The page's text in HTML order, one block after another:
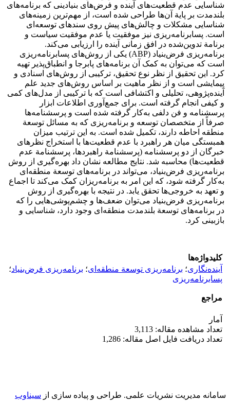
شناسایى عدم قطعیت‌هاى آینده و فرض‌های بنیادینى که برنامه‌هاى
بلندمدت بر پایة آن‌ها طراحی شده است، از مهم‌ترین زمینه‌های
شناسایى مشکلات و چالش‌های پیش روى سندهاى توسعه‌اى
است. پسابرنامه‌ریزی نیز موفقیت یا عدم موفقیت سیاست و
برنامة تدوین‌شده در افق زمانی آینده را ارزیابی می‌کند.
برنامه‌ریزی فرض‌بنیاد (ABP) یکی از روش‌های پسابرنامه‌ریزی
است که می‌توان به کمک آن برنامه‌های پابرجا‏ و انطباق‌پذیر‏ تهیه
کرد. این تحقیق از نظر نوع تحقیق، ترکیبی از روش‌های اسنادی و
پیمایشی است و از نظر ماهیت بر اساس روش‌های جدید علم
آینده‌پژوهی، تحلیلی و اکتشافی است که با ترکیبی از مدل‌های کمی
و کیفی انجام گرفته است. برای جمع‌آوری اطلاعات ابزار
پرسشنامه و فن دلفی به‌کار گرفته شده است و پرسشنامه‌ها
صرفاً از متخصصان توسعه و برنامه‌ریزی که به مسائل توسعة
منطقه احاطه دارند، تکمیل شده است. به این ترتیب میزان
همبستگی میان هر راهبرد با عدم قطعیت‌ها با استخراج نظرهای
خبرگان از دو پرسشنامه (پرسشنامة راهبردها، پرسشنامة عدم
قطعیت‌ها) محاسبه شد. نتایج مطالعه نشان داد بهره‌گیری از روش
برنامه‌ریزی فرض‌بنیاد، می‌تواند در برنامه‌های توسعة منطقه‌ای
به‌کار گرفته شود، که این امر به برنامه‌ریزان کمک می‌کند تا اجماع
و تعهد به خروجی‌ها تحقق یابد. در نتیجه با بهره‌گیری از روش
برنامه‌ریزی فرض‌بنیاد می‌توان ضعف‌ها و چشم‌پوشی‌هایی را که
در برنامه‌های توسعة بلندمدت منطقه‌ای وجود دارد، شناسایی و
بازبینی کرد.
کلیدواژه‌ها
آینده‌نگاری؛ برنامه‌ریزی توسعة منطقه‌ای؛ برنامه‌ریزی فرض‌بنیاد؛
پسابرنامه‌ریزی
مراجع
آمار
تعداد مشاهده مقاله: 3,113
تعداد دریافت فایل اصل مقاله: 1,286
سامانه مدیریت نشریات علمی. طراحی و پیاده سازی از سیناوب